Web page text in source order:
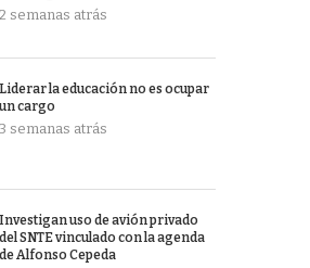
2 semanas atrás
Liderar la educación no es ocupar
un cargo
3 semanas atrás
Investigan uso de avión privado
del SNTE vinculado con la agenda
de Alfonso Cepeda